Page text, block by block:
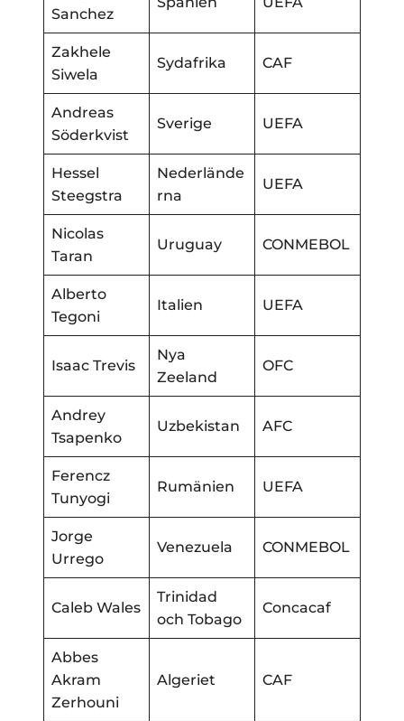
Sanchez
Zakhele
Siwela
Sydafrika CAF
Andreas
Söderkvist
Sverige UEFA
Hessel
Steegstra
Nederlände
rna
UEFA
Nicolas
Taran
Uruguay CONMEBOL
Alberto
Tegoni
Italien UEFA
Isaac Trevis
Nya
Zeeland
OFC
Andrey
Tsapenko
Uzbekistan AFC
Ferencz
Tunyogi
Rumänien UEFA
Jorge
Urrego
Venezuela CONMEBOL
Caleb Wales
Trinidad
och Tobago
Concacaf
Abbes
Akram
Zerhouni
Algeriet CAF